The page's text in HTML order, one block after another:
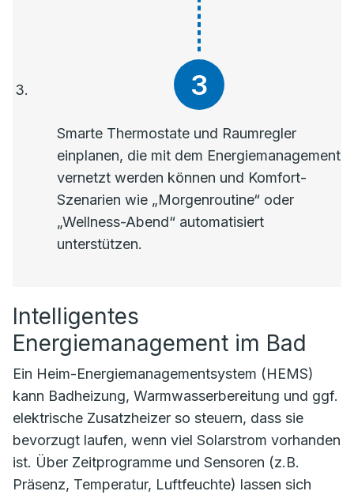
Smarte Thermostate und Raumregler
einplanen, die mit dem Energiemanagement
vernetzt werden können und Komfort-
Szenarien wie „Morgenroutine“ oder
„Wellness-Abend“ automatisiert
unterstützen.
Intelligentes
Energiemanagement im Bad
Ein Heim-Energiemanagementsystem (HEMS)
kann Badheizung, Warmwasserbereitung und ggf.
elektrische Zusatzheizer so steuern, dass sie
bevorzugt laufen, wenn viel Solarstrom vorhanden
ist. Über Zeitprogramme und Sensoren (z.B.
Präsenz, Temperatur, Luftfeuchte) lassen sich